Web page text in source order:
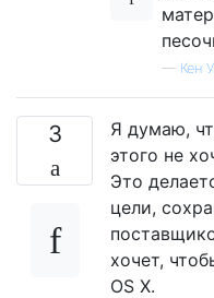
— Кен
3
Я думаю,
этого не
Это
цели,
хочет,
OS X.